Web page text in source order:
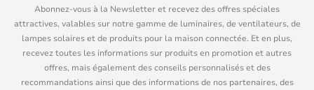
Abonnez-vous à la Newsletter et recevez des offres spéciales
attractives, valables sur notre gamme de luminaires, de ventilateurs, de
lampes solaires et de produits pour la maison connectée. Et en plus,
recevez toutes les informations sur produits en promotion et autres
offres, mais également des conseils personnalisés et des
recommandations ainsi que des informations de nos partenaires, des